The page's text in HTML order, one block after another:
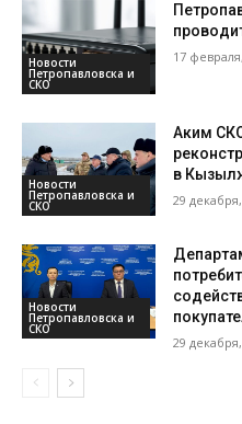
Новости
Петропавловска и
СКО
17
Новости
Петропавловска и
СКО
Аким
в
29
Новости
Петропавловска и
СКО
29